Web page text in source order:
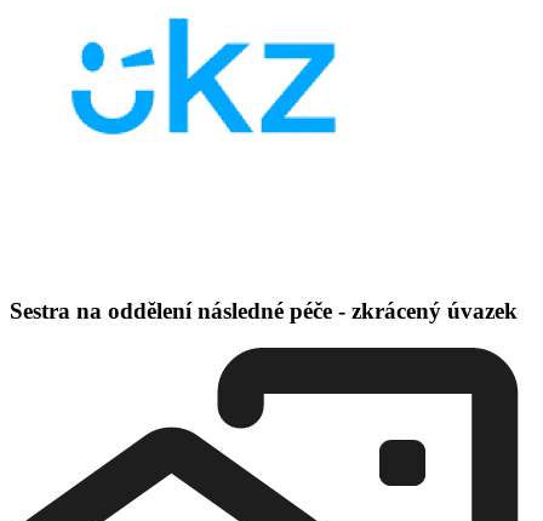
Sestra na oddělení následné péče - zkrácený úvazek